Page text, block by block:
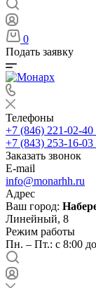
0
Подать заявку
Телефоны
+7 (846) 221-02-40
+7 (843) 253-16-03
Заказать звонок
E-mail
info@monarhh.ru
Адрес
Ваш город:
Линейный, 8
Режим работы
Пн. – Пт.: с 8:00